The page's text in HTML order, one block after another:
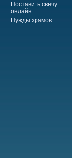
Поставить свечу
онлайн
Нужды храмов